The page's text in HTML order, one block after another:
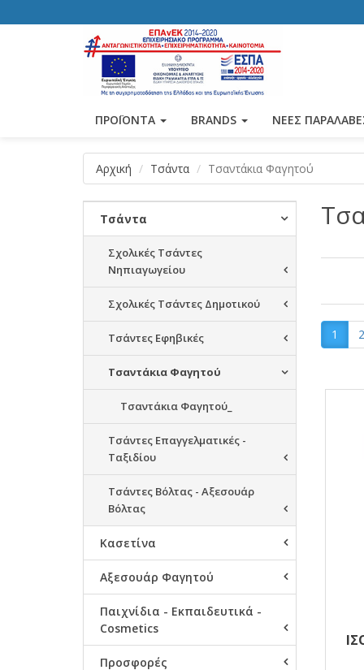
ΠΡΟΪΟΝΤΑ BRANDS ΝΕΕΣ
Αρχική Τσάντα Τσαντάκια Φαγητού
Τσάντα
Σχολικές Τσάντες
Νηπιαγωγείου
Σχολικές Τσάντες Δημοτικού
Τσάντες Εφηβικές
Τσαντάκια Φαγητού
Τσαντάκια Φαγητoύ_
Τσάντες Επαγγελματικές -
Ταξιδίου
Τσάντες Βόλτας - Αξεσουάρ
Βόλτας
Κασετίνα
Αξεσουάρ Φαγητού
Παιχνίδια - Εκπαιδευτικά -
Cosmetics
Προσφορές
1 2